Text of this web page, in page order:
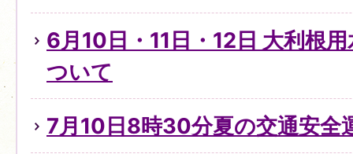
6月10日・11日・12日 大利根
ついて
7月10日8時30分夏の交通安全